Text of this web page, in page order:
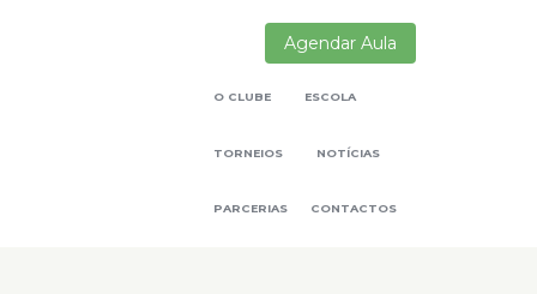
Agendar Aula
O CLUBE ESCOLA
TORNEIOS NOTÍCIAS
PARCERIAS CONTACTOS